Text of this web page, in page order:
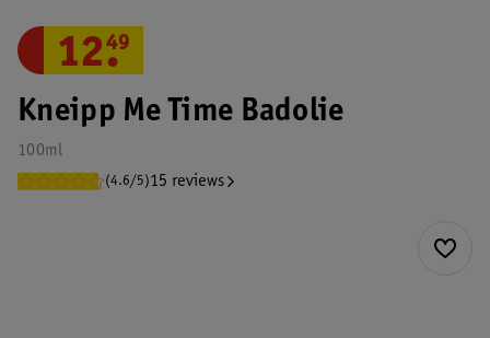
Kneipp Me Time Badolie
100ml
(4.6/5)15 reviews
12.
49